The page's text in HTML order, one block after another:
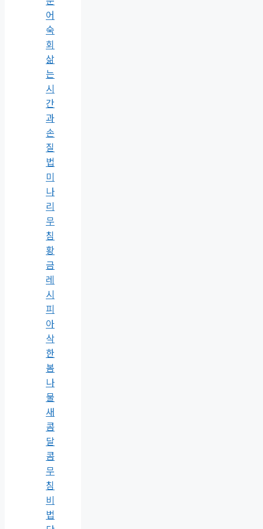
어
숙
회
삶
는
시
간
과
손
질
법
미
나
리
무
침
황
금
레
시
피
아
삭
한
봄
나
물
새
콤
달
콤
무
침
비
법